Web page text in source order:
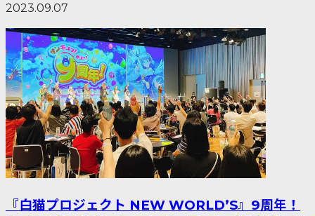
2023.09.07
『白猫プロジェクト NEW WORLD’S』9周年！